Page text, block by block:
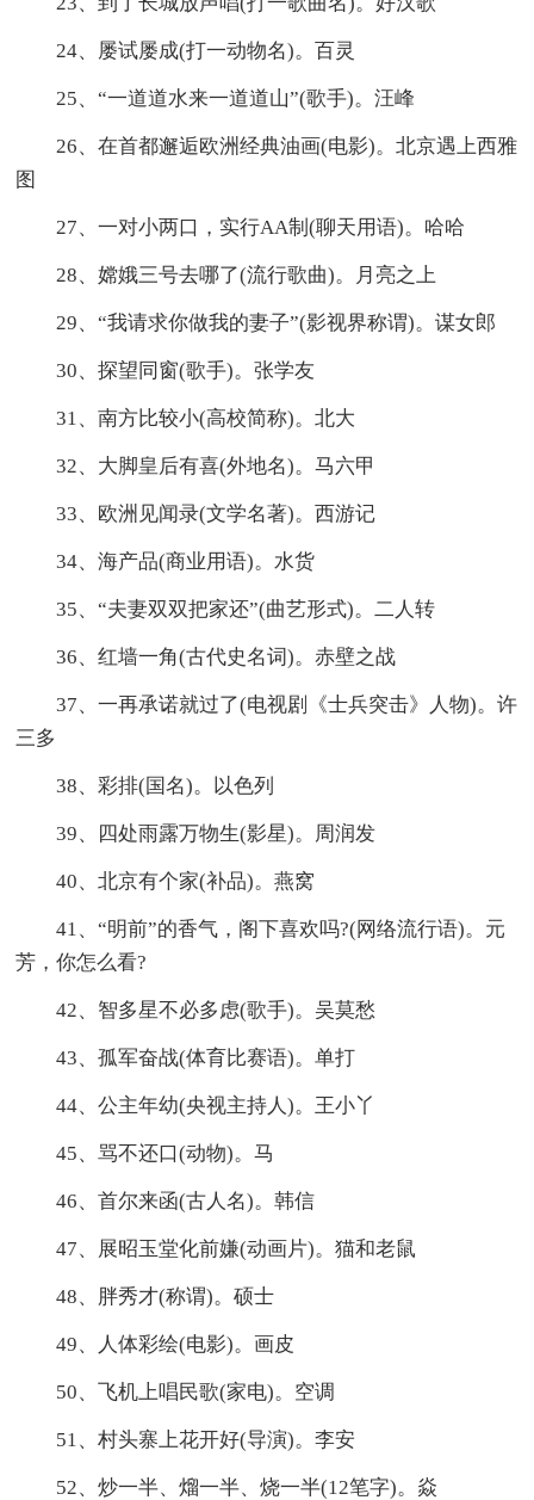
24、屡试屡成(打一动物名)。百灵
25、“一道道水来一道道山”(歌手)。汪峰
26、在首都邂逅欧洲经典油画(电影)。北京遇上西雅
图
27、一对小两口，实行AA制(聊天用语)。哈哈
28、嫦娥三号去哪了(流行歌曲)。月亮之上
29、“我请求你做我的妻子”(影视界称谓)。谋女郎
30、探望同窗(歌手)。张学友
31、南方比较小(高校简称)。北大
32、大脚皇后有喜(外地名)。马六甲
33、欧洲见闻录(文学名著)。西游记
34、海产品(商业用语)。水货
35、“夫妻双双把家还”(曲艺形式)。二人转
36、红墙一角(古代史名词)。赤壁之战
37、一再承诺就过了(电视剧《士兵突击》人物)。许
三多
38、彩排(国名)。以色列
39、四处雨露万物生(影星)。周润发
40、北京有个家(补品)。燕窝
41、“明前”的香气，阁下喜欢吗?(网络流行语)。元
芳，你怎么看?
42、智多星不必多虑(歌手)。吴莫愁
43、孤军奋战(体育比赛语)。单打
44、公主年幼(央视主持人)。王小丫
45、骂不还口(动物)。马
46、首尔来函(古人名)。韩信
47、展昭玉堂化前嫌(动画片)。猫和老鼠
48、胖秀才(称谓)。硕士
49、人体彩绘(电影)。画皮
50、飞机上唱民歌(家电)。空调
51、村头寨上花开好(导演)。李安
52、炒一半、熘一半、烧一半(12笔字)。焱